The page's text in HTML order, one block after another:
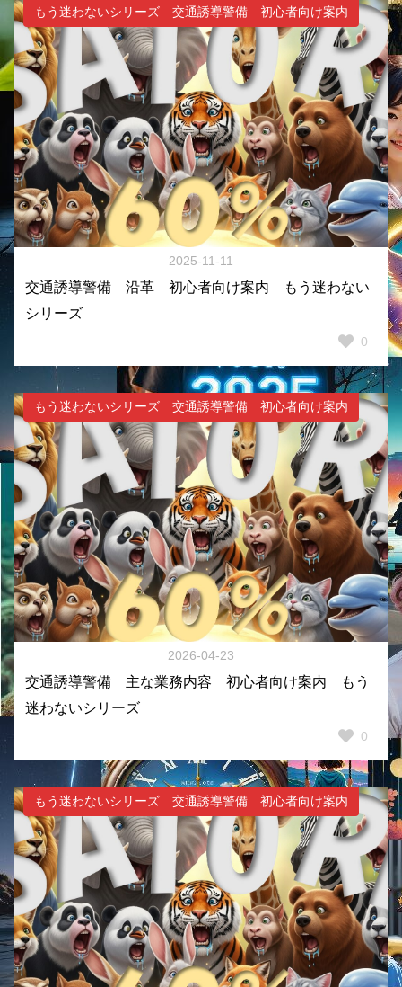
もう迷わないシリーズ 交通誘導警備 初心者向け案内
2025-11-11
交通誘導警備 沿革 初心者向け案内 もう迷わない
シリーズ
0
もう迷わないシリーズ 交通誘導警備 初心者向け案内
2026-04-23
交通誘導警備 主な業務内容 初心者向け案内 もう
迷わないシリーズ
0
もう迷わないシリーズ 交通誘導警備 初心者向け案内